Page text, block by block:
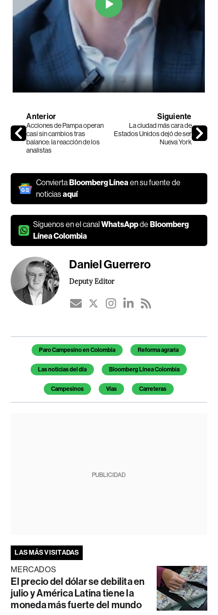
Anterior
Acciones de Pampa operan
casi sin cambios tras
balance: la reacción de los
analistas
Siguiente
La ciudad más cara de
Estados Unidos dejó de ser
Nueva York
ConviertaBloomberg Líneaen su fuente de
noticiasaquí
Síguenos en el canalWhatsAppdeBloomberg
Línea Colombia
Daniel Guerrero
Deputy Editor
Temas de este artículo
Paro Campesino en Colombia Reforma agraria
Las noticias del día Bloomberg Línea Colombia
Campesinos Vías Carreteras
PUBLICIDAD
LAS MÁS VISITADAS
MERCADOS
El precio del dólar se debilita en
julio y América Latina tiene la
moneda más fuerte del mundo